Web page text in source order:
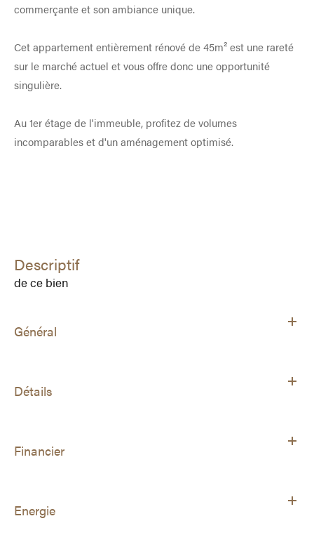
commerçante et son ambiance unique.
Cet appartement entièrement rénové de 45m² est une rareté
sur le marché actuel et vous offre donc une opportunité
singulière.
Au 1er étage de l'immeuble, profitez de volumes
incomparables et d'un aménagement optimisé.
descriptif
de ce bien
Général
Détails
Financier
Energie